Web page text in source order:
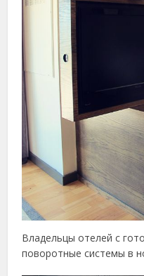
Владельцы отелей с
поворотные системы в